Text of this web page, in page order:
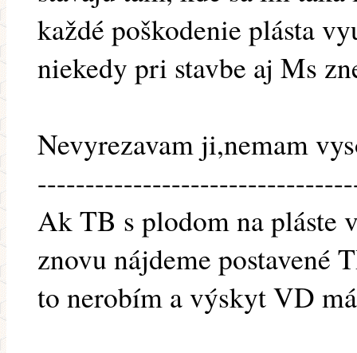
každé poškodenie plásta
niekedy pri stavbe aj Ms
Nevyrezavam ji,nemam
Ak TB s plodom na pláste
znovu nájdeme postavené
to nerobím a výskyt VD